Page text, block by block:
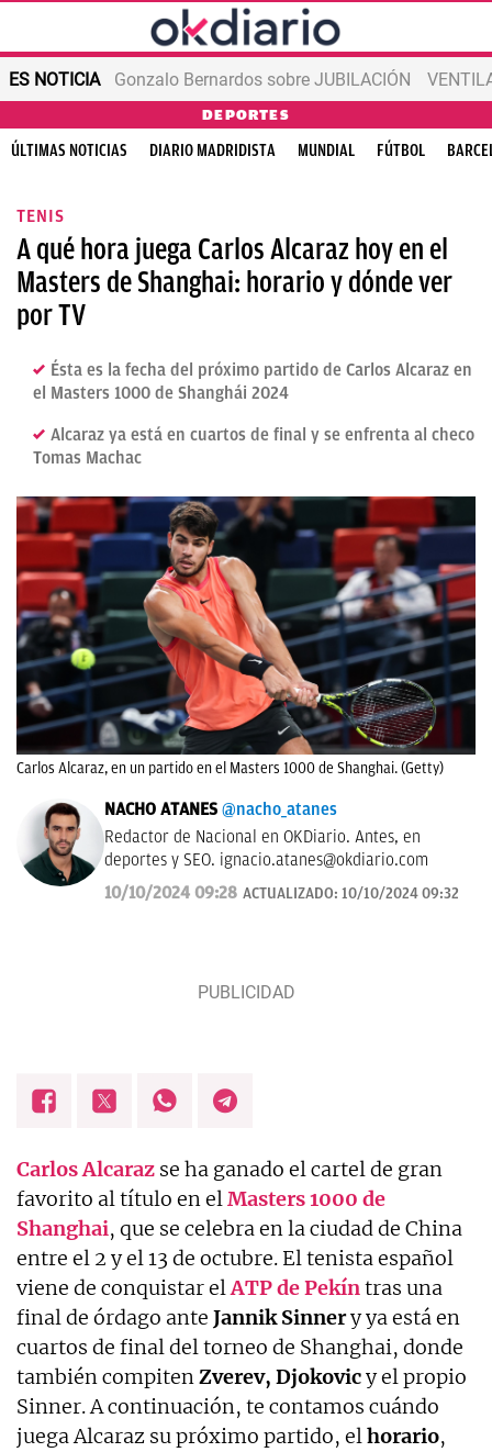
ES NOTICIA Gonzalo Bernardos sobre JUBILACIÓN
DEPORTES
ÚLTIMAS NOTICIAS DIARIO MADRIDISTA MUNDIAL FÚTBOL
TENIS
A qué hora juega Carlos Alcaraz hoy en el
Masters de Shanghai: horario y dónde ver
por TV
Ésta es la fecha del próximo partido de Carlos Alcaraz en
el Masters 1000 de Shanghái 2024
Alcaraz ya está en cuartos de final y se enfrenta al checo
Tomas Machac
Carlos Alcaraz, en un partido en el Masters 1000 de Shanghai. (Getty)
NACHO ATANES @nacho_atanes
Redactor de Nacional en OKDiario. Antes, en
deportes y SEO. ignacio.atanes@okdiario.com
10/10/2024 09:28 ACTUALIZADO: 10/10/2024 09:32
Carlos Alcaraz se ha ganado el cartel de gran
favorito al título en elMasters 1000 de
Shanghai, que se celebra en la ciudad de China
entre el 2 y el 13 de octubre. El tenista español
viene de conquistar elATP de Pekíntras una
final de órdago ante Jannik Sinnery ya está en
cuartos de final del torneo de Shanghai, donde
también compitenZverev, Djokovicy el propio
Sinner. A continuación, te contamos cuándo
juega Alcaraz su próximo partido, elhorario,